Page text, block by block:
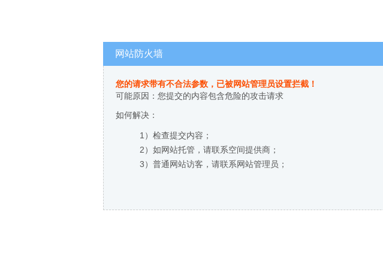
网站防火墙
您的请求带有不合法参数，已被网站管理员设置拦截！
可能原因：您提交的内容包含危险的攻击请求
如何解决：
1）检查提交内容；
2）如网站托管，请联系空间提供商；
3）普通网站访客，请联系网站管理员；